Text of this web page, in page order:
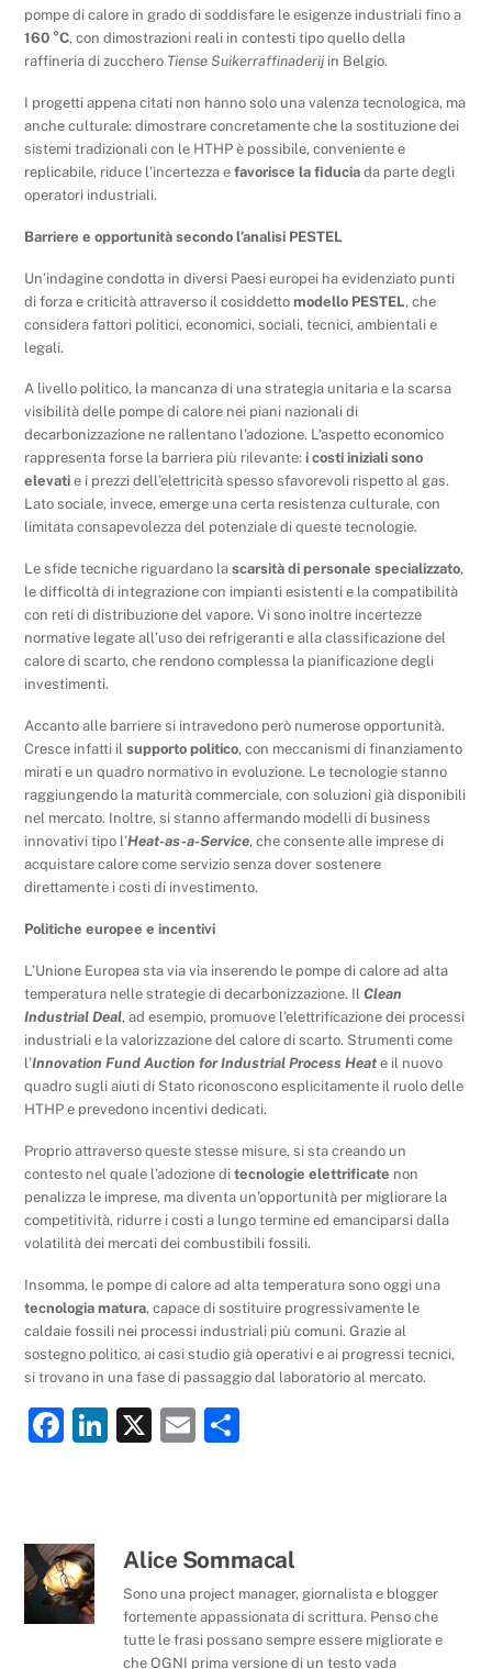
pompe di calore in grado di soddisfare le esigenze industriali fino a
160 °C, con dimostrazioni reali in contesti tipo quello della
raffineria di zucchero Tiense Suikerraffinaderij in Belgio.
I progetti appena citati non hanno solo una valenza tecnologica, ma
anche culturale: dimostrare concretamente che la sostituzione dei
sistemi tradizionali con le HTHP è possibile, conveniente e
replicabile, riduce l’incertezza efavorisce la fiducia da parte degli
operatori industriali.
Barriere e opportunità secondo l’analisi PESTEL
Un’indagine condotta in diversi Paesi europei ha evidenziato punti
di forza e criticità attraverso il cosiddettomodello PESTEL, che
considera fattori politici, economici, sociali, tecnici, ambientali e
legali.
A livello politico, la mancanza di una strategia unitaria e la scarsa
visibilità delle pompe di calore nei piani nazionali di
decarbonizzazione ne rallentano l’adozione. L’aspetto economico
rappresenta forse la barriera più rilevante: i costi iniziali sono
elevati e i prezzi dell’elettricità spesso sfavorevoli rispetto al gas.
Lato sociale, invece, emerge una certa resistenza culturale, con
limitata consapevolezza del potenziale di queste tecnologie.
Le sfide tecniche riguardano lascarsità di personale specializzato,
le difficoltà di integrazione con impianti esistenti e la compatibilità
con reti di distribuzione del vapore. Vi sono inoltre incertezze
normative legate all’uso dei refrigeranti e alla classificazione del
calore di scarto, che rendono complessa la pianificazione degli
investimenti.
Accanto alle barriere si intravedono però numerose opportunità.
Cresce infatti ilsupporto politico, con meccanismi di finanziamento
mirati e un quadro normativo in evoluzione. Le tecnologie stanno
raggiungendo la maturità commerciale, con soluzioni già disponibili
nel mercato. Inoltre, si stanno affermando modelli di business
innovativi tipo l’Heat-as-a-Service, che consente alle imprese di
acquistare calore come servizio senza dover sostenere
direttamente i costi di investimento.
Politiche europee e incentivi
L’Unione Europea sta via via inserendo le pompe di calore ad alta
temperatura nelle strategie di decarbonizzazione. IlClean
Industrial Deal, ad esempio, promuove l’elettrificazione dei processi
industriali e la valorizzazione del calore di scarto. Strumenti come
l’Innovation Fund Auction for Industrial Process Heate il nuovo
quadro sugli aiuti di Stato riconoscono esplicitamente il ruolo delle
HTHP e prevedono incentivi dedicati.
Proprio attraverso queste stesse misure, si sta creando un
contesto nel quale l’adozione ditecnologie elettrificate non
penalizza le imprese, ma diventa un’opportunità per migliorare la
competitività, ridurre i costi a lungo termine ed emanciparsi dalla
volatilità dei mercati dei combustibili fossili.
Insomma, le pompe di calore ad alta temperatura sono oggi una
tecnologia matura, capace di sostituire progressivamente le
caldaie fossili nei processi industriali più comuni. Grazie al
sostegno politico, ai casi studio già operativi e ai progressi tecnici,
si trovano in una fase di passaggio dal laboratorio al mercato.
F
b
o
o
Li
dI
n
X
E
vi
di
Alice Sommacal
Sono una project manager, giornalista e blogger
fortemente appassionata di scrittura. Penso che
tutte le frasi possano sempre essere migliorate e
che OGNI prima versione di un testo vada